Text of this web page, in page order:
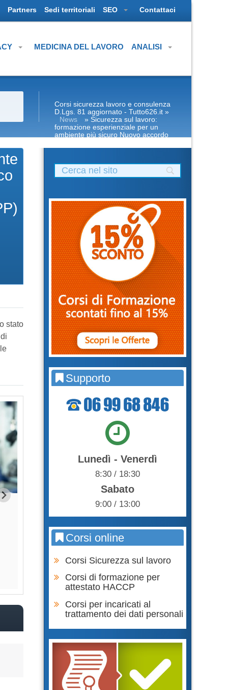
Partners Sedi territoriali SEO Contattaci
MEDICINA DEL LAVORO ANALISI
Corsi sicurezza lavoro e consulenza
D.Lgs. 81 aggiornato - Tutto626.it »
News
» Sicurezza sul lavoro:
formazione esperienziale per un
ambiente più sicuro Nuovo accordo
corso parte base generale haccp
Datori di Lavoro con compiti di RSPP
(DL SPP) Corsi DLSPP gratuiti gratis
crediti formazione preventivo impresa
diventare obblighi rls rls tecnico
prevenzione pes pei pav
stato
Formazione Lavoratore parte
65,00 €
Acquista
Supporto
Lunedì - Venerdì
8:30 / 18:30
Sabato
9:00 / 13:00
Corsi online
Corsi Sicurezza sul lavoro
Corsi di formazione per
attestato HACCP
Corsi per incaricati al
trattamento dei dati personali